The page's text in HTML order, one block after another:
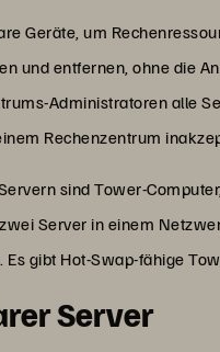
Geräte, um
und entfernen, ohne die
Administratoren alle
Rechenzentrum
sind Tower-
Server in einem
gibt Hot-Swap-fähige
Server